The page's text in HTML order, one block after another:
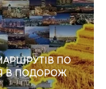
ПО
В ПОДОРОЖ